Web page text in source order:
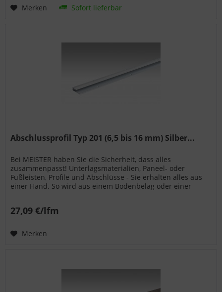
Merken Sofort lieferbar
Abschlussprofil Typ 201 (6,5 bis 16 mm) Silber...
Bei MEISTER haben Sie die Sicherheit, dass alles
zusammenpasst! Unterlagsmaterialien, Paneel- oder
Fußleisten, Profile und Abschlüsse - Sie erhalten alles aus
einer Hand. So wird aus einem Bodenbelag oder einer
27,09 €/lfm
Merken